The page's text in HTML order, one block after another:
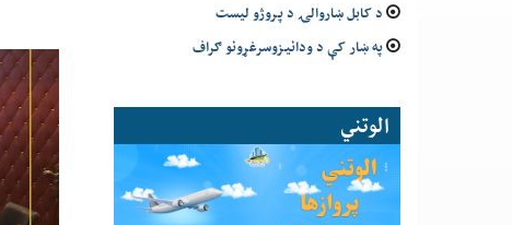
د کابل ښاروالۍ د پروژو لیست
په ښار کې د ودانیزوسرغړونو ګراف
الوتني